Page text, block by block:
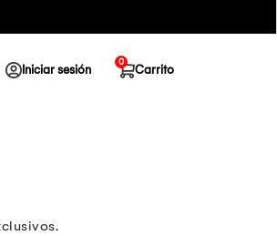
Iniciar sesión Carrito
0